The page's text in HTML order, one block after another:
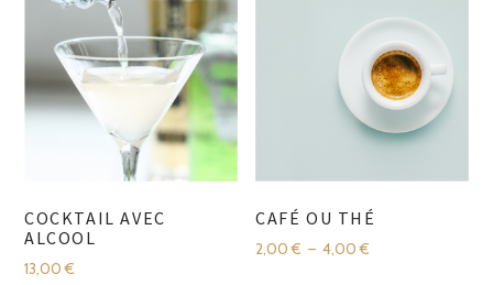
COCKTAIL AVEC
ALCOOL
13,00€
CAFÉ OU THÉ
2,00€ – 4,00€